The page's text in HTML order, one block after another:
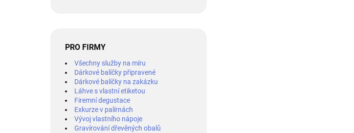
PRO FIRMY
Všechny služby na míru
Dárkové balíčky připravené
Dárkové balíčky na zakázku
Láhve s vlastní etiketou
Firemní degustace
Exkurze v palírnách
Vývoj vlastního nápoje
Gravírování dřevěných obalů